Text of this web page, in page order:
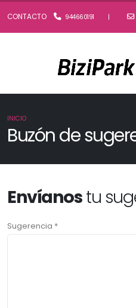
CONTACTO 944660191 |
INICIO
Buzón de
Envíanostu
Sugerencia *